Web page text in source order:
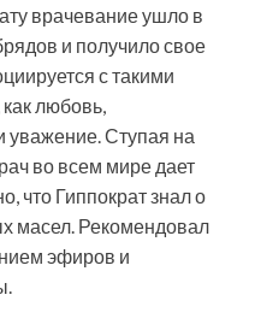
врачевание ушло в
и получило свое
с такими
любовь,
уважение. Ступая на
во всем мире дает
что Гиппократ знал о
масел. Рекомендовал
эфиров и